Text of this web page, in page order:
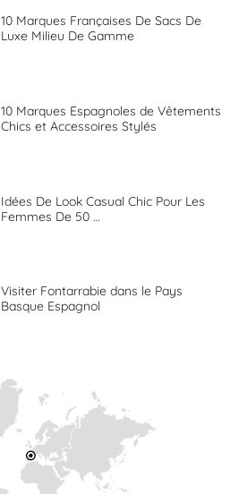
10 Marques Françaises De Sacs De
Luxe Milieu De Gamme
10 Marques Espagnoles de Vêtements
Chics et Accessoires Stylés
Idées De Look Casual Chic Pour Les
Femmes De 50 …
Visiter Fontarrabie dans le Pays
Basque Espagnol